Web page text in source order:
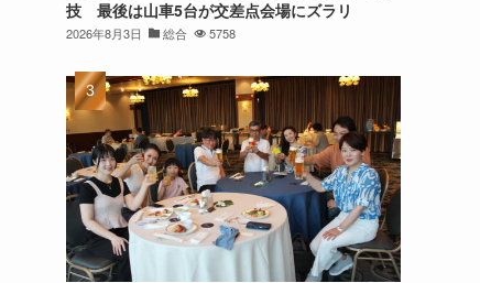
技 最後は山車5台が交差点会場にズラリ
2026年8月3日 総合 5758